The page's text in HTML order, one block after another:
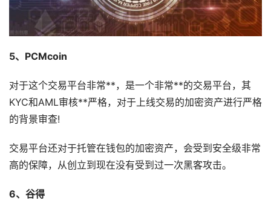
5、PCMcoin
对于这个交易平台非常**，是一个非常**的交易平台，其
KYC和AML审核**严格，对于上线交易的加密资产进行严格
的背景审查!
交易平台还对于托管在钱包的加密资产，会受到安全级非常
高的保障，从创立到现在没有受到过一次黑客攻击。
6、谷得